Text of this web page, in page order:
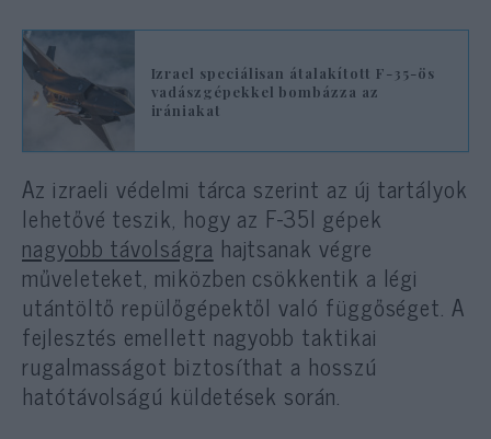
Izrael speciálisan átalakított F-35-ös
vadászgépekkel bombázza az
irániakat
Az izraeli védelmi tárca szerint az új tartályok
lehetővé teszik, hogy az F-35I gépek
nagyobb távolságra hajtsanak végre
műveleteket, miközben csökkentik a légi
utántöltő repülőgépektől való függőséget. A
fejlesztés emellett nagyobb taktikai
rugalmasságot biztosíthat a hosszú
hatótávolságú küldetések során.